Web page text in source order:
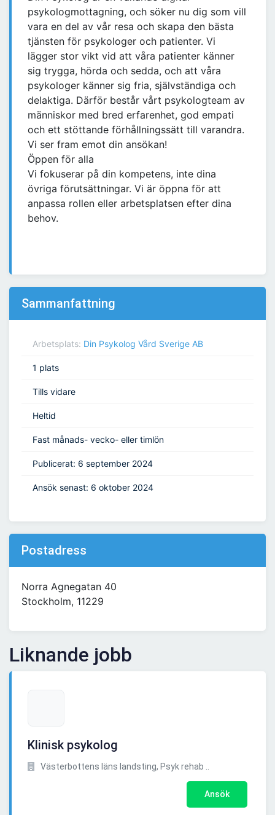
psykologmottagning, och söker nu dig som vill
vara en del av vår resa och skapa den bästa
tjänsten för psykologer och patienter. Vi
lägger stor vikt vid att våra patienter känner
sig trygga, hörda och sedda, och att våra
psykologer känner sig fria, självständiga och
delaktiga. Därför består vårt psykologteam av
människor med bred erfarenhet, god empati
och ett stöttande förhållningssätt till varandra.
Vi ser fram emot din ansökan!
Öppen för alla
Vi fokuserar på din kompetens, inte dina
övriga förutsättningar. Vi är öppna för att
anpassa rollen eller arbetsplatsen efter dina
behov.
Sammanfattning
Arbetsplats: Din Psykolog Vård Sverige AB
1 plats
Tills vidare
Heltid
Fast månads- vecko- eller timlön
Publicerat: 6 september 2024
Ansök senast: 6 oktober 2024
Postadress
Norra Agnegatan 40
Stockholm, 11229
Liknande jobb
Klinisk psykolog
Västerbottens läns landsting, Psyk rehab ..
Ansök